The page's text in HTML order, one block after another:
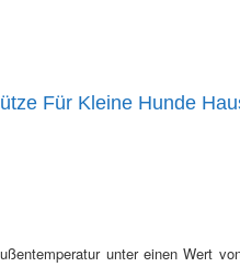
Für Kleine Hunde
unter einen Wert